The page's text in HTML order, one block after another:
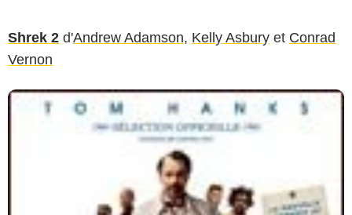
Shrek 2 d'Andrew Adamson, Kelly Asbury et Conrad
Vernon